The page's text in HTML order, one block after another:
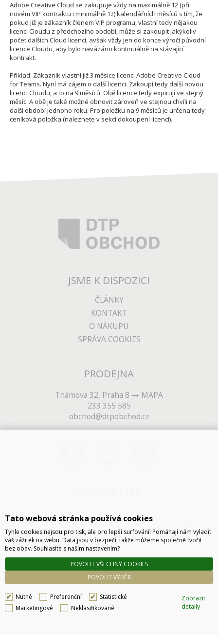
Adobe Creative Cloud se zakupuje vždy na maximálně 12 (při
novém VIP kontraktu i minimálně 12) kalendářních měsíců s tím, že
pokud již je zákazník členem VIP programu, vlastní tedy nějakou
licenci Cloudu z předchozího období, může si zakoupit jakýkoliv
počet dalších Cloud licencí, avšak vždy jen do konce výročí původní
licence Cloudu, aby bylo navázáno kontinuálně na stávající
kontrakt.
Příklad: Zákazník vlastní již 3 měsíce licenci Adobe Creative Cloud
for Teams. Nyní má zájem o další licenci. Zakoupí tedy další novou
licenci Cloudu, a to na 9 měsíců. Obě licence tedy expirují ve stejný
měsíc. A obě je také možné obnovit zároveň ve stejnou chvíli na
další období jednoho roku. Pro položku na 9 měsíců je určena tedy
ceníková položka (naleznete v sekci dokoupení licencí).
JSME K DISPOZICI
ČLÁNKY
KONTAKT
O NÁKUPU
SPRÁVA COOKIES
PRODEJNA
Thámova 32, Praha 8
MAPA
233 355 585
obchod@dtpobchod.cz
ODESLAT
Tato webová stránka používá cookies
Tyhle cookies nejsou pro tisk, ale pro lepší surfování! Pomáhají nám vyladit
váš zážitek na webu. Data jsou v bezpečí, takže můžeme společně tvořit
bez obav. Souhlasíte s naším nastavením?
POVOLIT VÝBĚR
POVOLIT VŠECHNY COOKIES
Nutné Preferenční
Statistické
Marketingové
Neklasifikované
Zobrazit
detaily